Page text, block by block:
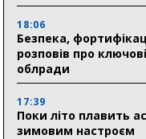
18:06
Безпека,
розповів про
облради
17:39
Поки літо плавить
зимовим настроєм